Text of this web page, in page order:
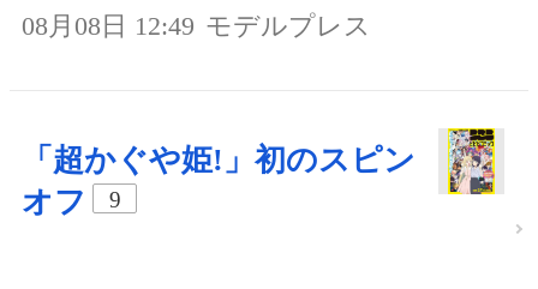
08月08日 12:49 モデルプレス
「超かぐや姫!」初のスピン
オフ
9